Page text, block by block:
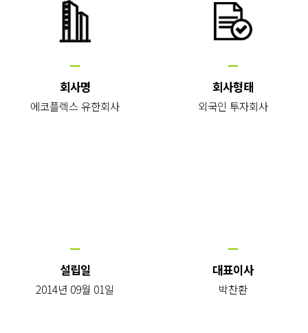
회사명
에코플렉스 유한회사
회사형태
외국인 투자회사
설립일
2014년 09월 01일
대표이사
박찬환